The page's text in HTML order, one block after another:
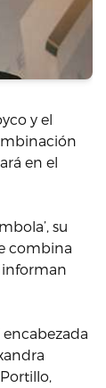
y el
en el
su
combina
informan
encabezada